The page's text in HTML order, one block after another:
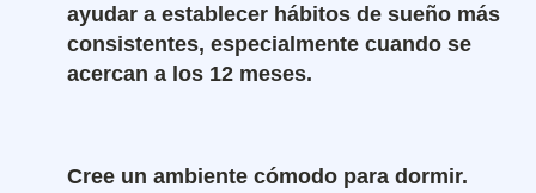
ayudar a establecer hábitos de sueño más
consistentes, especialmente cuando se
acercan a los 12 meses.
Cree un ambiente cómodo para dormir.